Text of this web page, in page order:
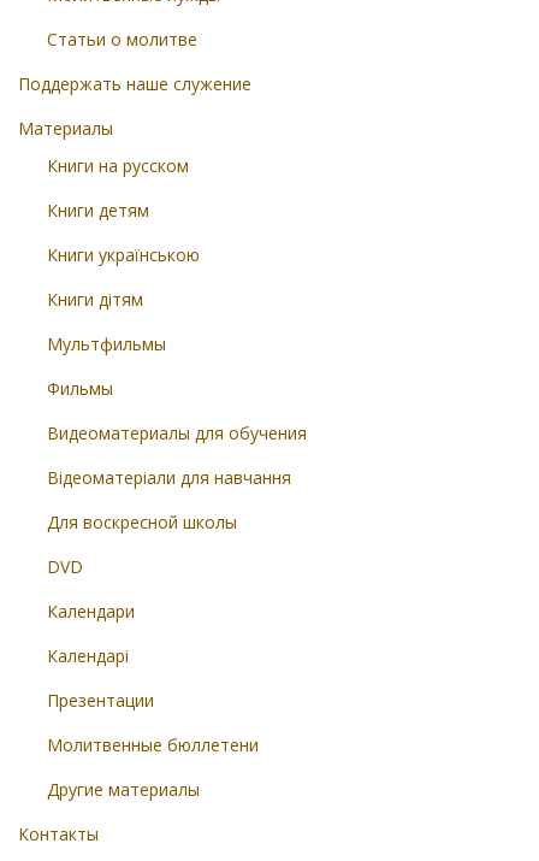
Статьи о молитве
Поддержать наше служение
Материалы
Книги на русском
Книги детям
Книги українською
Книги дітям
Мультфильмы
Фильмы
Видеоматериалы для обучения
Відеоматеріали для навчання
Для воскресной школы
DVD
Календари
Календарі
Презентации
Молитвенные бюллетени
Другие материалы
Контакты